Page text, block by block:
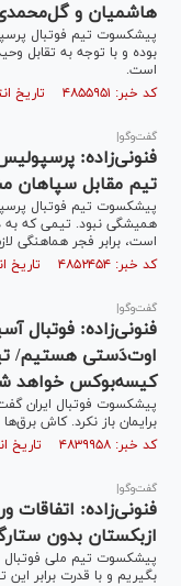
هاشمیان و
پیشکسوت تیم فوتبال
بوده و با توجه به تقابل
است.
کد خبر: ۴۸۵۵۹۵۱ تاریخ انتشار : ۱۴۰۴/۰۶/۲۲
گفت‌و‌گو|
فنونی‌زاده:
تیم مقابل
پیشکسوت تیم فوتبال
همیشگی نبود. تیمی که
است، برابر فجر هماهنگی
کد خبر: ۴۸۵۲۴۵۴ تاریخ انتشار : ۱۴۰۴/۰۶/۰۱
گفت‌و‌گو|
فنونی‌زاده: فوتبال
اوت‌دَستی هستیم/
کیسه‌بوکس خواهد
پیشکسوت فوتبال ایران
برایمان باز نکرد. کاش
کد خبر: ۴۸۳۹۹۵۸ تاریخ انتشار : ۱۴۰۴/۰۳/۱۶
گفت‌و‌گو|
فنونی‌زاده: اتفاقات
ازبکستان بدون
پیشکسوت تیم ملی فوتبال
بگیریم و با قدرت برابر این